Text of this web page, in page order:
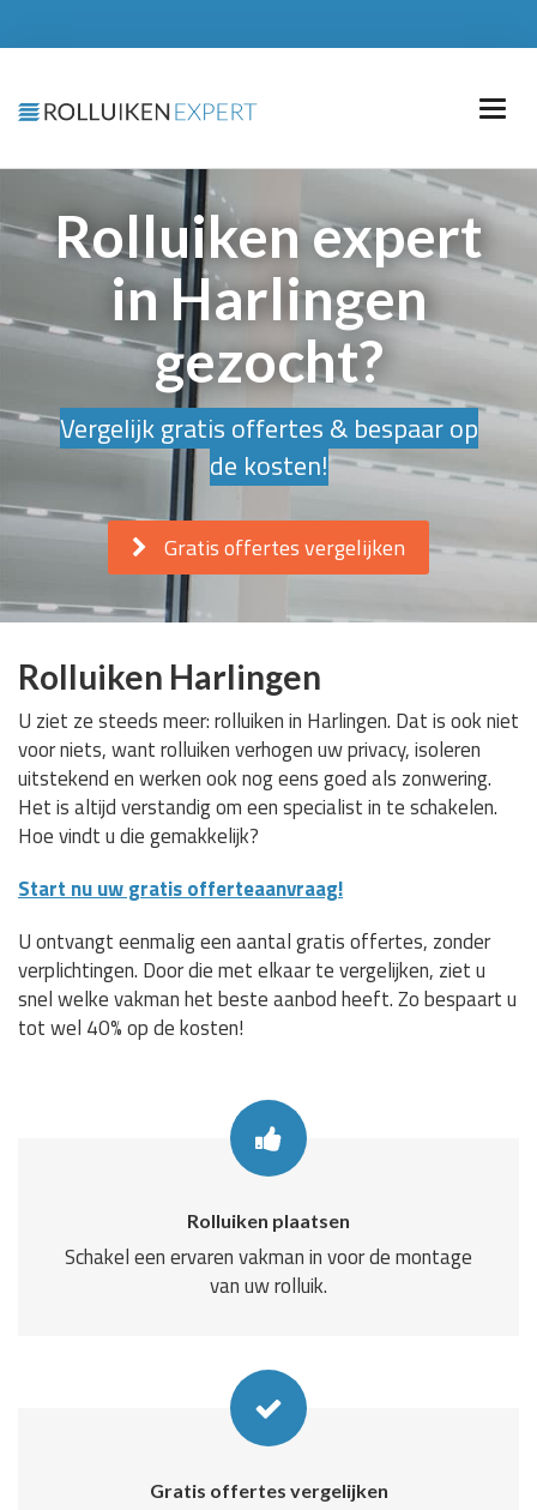
Rolluiken expert
in Harlingen
gezocht?
Vergelijk gratis offertes & bespaar op
de kosten!
Gratis offertes vergelijken
Rolluiken Harlingen
U ziet ze steeds meer: rolluiken in Harlingen. Dat is ook niet
voor niets, want rolluiken verhogen uw privacy, isoleren
uitstekend en werken ook nog eens goed als zonwering.
Het is altijd verstandig om een specialist in te schakelen.
Hoe vindt u die gemakkelijk?
Start nu uw gratis offerteaanvraag!
U ontvangt eenmalig een aantal gratis offertes, zonder
verplichtingen. Door die met elkaar te vergelijken, ziet u
snel welke vakman het beste aanbod heeft. Zo bespaart u
tot wel 40% op de kosten!
Rolluiken plaatsen
Schakel een ervaren vakman in voor de montage
van uw rolluik.
Gratis offertes vergelijken